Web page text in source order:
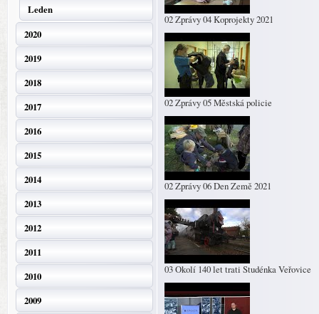
Leden
2020
2019
2018
2017
2016
2015
2014
2013
2012
2011
2010
2009
02 Zprávy 04 Koprojekty 2021
02 Zprávy 05 Městská policie
02 Zprávy 06 Den Země 2021
03 Okolí 140 let trati Studénka Veřovice